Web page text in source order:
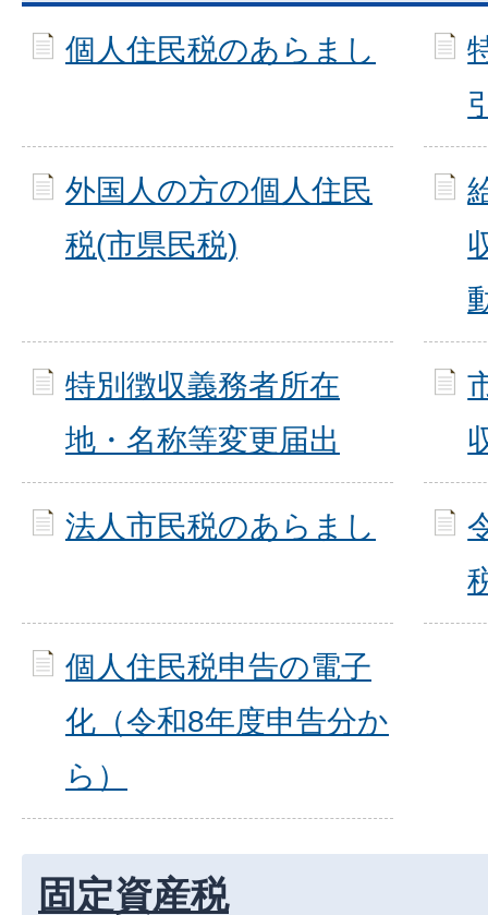
個人住民税のあらまし
外国人の方の個人住民
税(市県民税)
特別徴収義務者所在
地・名称等変更届出
法人市民税のあらまし
個人住民税申告の電子
化（令和8年度申告分か
ら）
固定資産税